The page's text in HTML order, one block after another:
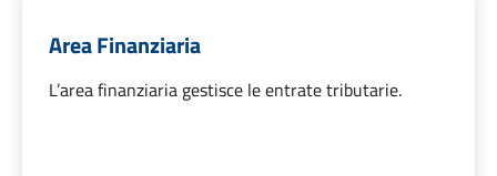
Area Finanziaria
L’area finanziaria gestisce le entrate tributarie.